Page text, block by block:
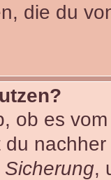
die du
ob es
Sicherung,